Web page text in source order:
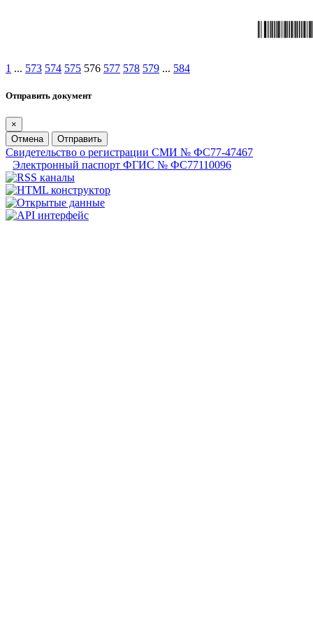
1 ... 573 574 575 576 577 578 579 ... 584
Отправить документ
×
Отмена
Отправить
Свидетельство о регистрации СМИ № ФС77-47467
Электронный паспорт ФГИС № ФС77110096